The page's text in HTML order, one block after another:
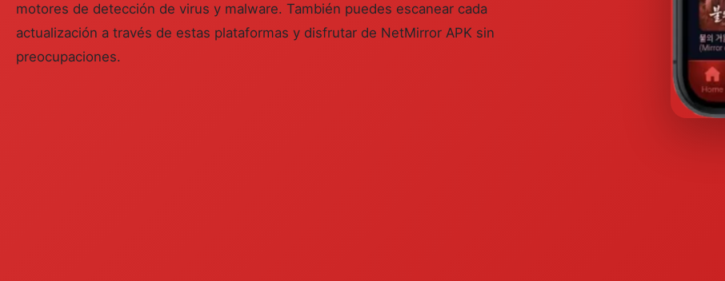
motores de detección de virus y malware. También puedes escanear cada
actualización a través de estas plataformas y disfrutar de NetMirror APK sin
preocupaciones.